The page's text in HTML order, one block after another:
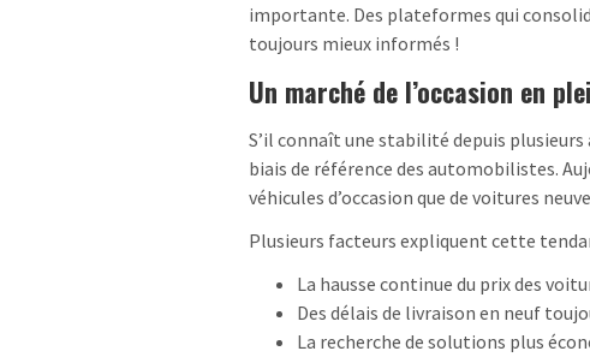
importante. Des plateformes qui
toujours mieux informés !
Un marché de l’occasion en
S’il connaît une stabilité depuis
biais de référence des automobilistes.
véhicules d’occasion que de voitures
Plusieurs facteurs expliquent cette
La hausse continue du prix des
Des délais de livraison en neuf
La recherche de solutions plus